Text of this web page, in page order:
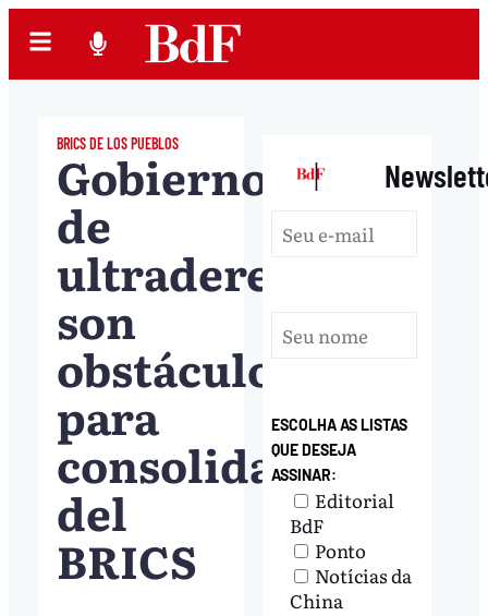
BRICS DE LOS PUEBLOS
Gobiernos
de
ultraderecha
son
obstáculos
para
consolidación
del
BRICS
|
ESCOLHA AS LISTAS
QUE DESEJA
ASSINAR:
Editorial
BdF
Ponto
Notícias da
China